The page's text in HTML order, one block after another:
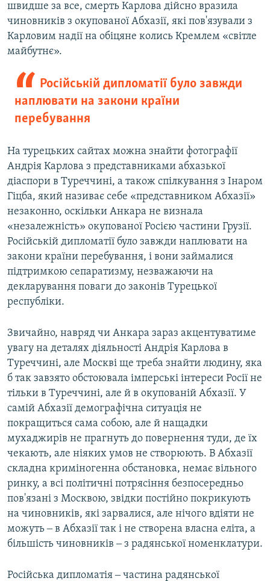
швидше за все, смерть Карлова дійсно вразила
чиновників з окупованої Абхазії, які пов'язували з
Карловим надії на обіцяне колись Кремлем «світле
майбутнє».
Російській дипломатії було завжди
наплювати на закони країни
перебування
На турецьких сайтах можна знайти фотографії
Андрія Карлова з представниками абхазької
діаспори в Туреччині, а також спілкування з Інаром
Гіцба, який називає себе «представником Абхазії»
незаконно, оскільки Анкара не визнала
«незалежність» окупованої Росією частини Грузії.
Російській дипломатії було завжди наплювати на
закони країни перебування, і вони займалися
підтримкою сепаратизму, незважаючи на
декларування поваги до законів Турецької
республіки.
Звичайно, навряд чи Анкара зараз акцентуватиме
увагу на деталях діяльності Андрія Карлова в
Туреччині, але Москві ще треба знайти людину, яка
б так завзято обстоювала імперські інтереси Росії не
тільки в Туреччині, але й в окупованій Абхазії. У
самій Абхазії демографічна ситуація не
покращиться сама собою, але й нащадки
мухаджирів не прагнуть до повернення туди, де їх
чекають, але ніяких умов не створюють. В Абхазії
складна криміногенна обстановка, немає вільного
ринку, а всі політичні потрясіння безпосередньо
пов'язані з Москвою, звідки постійно покрикують
на чиновників, які зарвалися, але нічого вдіяти не
можуть ‒ в Абхазії так і не створена власна еліта, а
більшість чиновників ‒ з радянської номенклатури.
Російська дипломатія ‒ частина радянської